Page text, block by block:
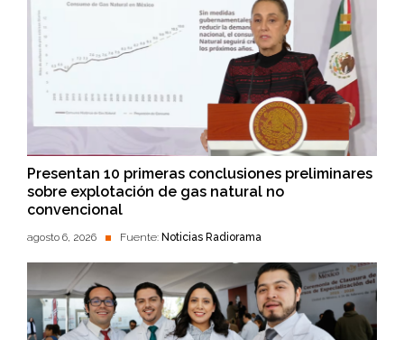
Presentan 10 primeras conclusiones preliminares
sobre explotación de gas natural no
convencional
agosto 6, 2026 Fuente: Noticias Radiorama